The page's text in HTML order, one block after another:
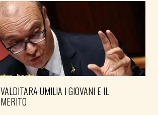
VALDITARA UMILIA I GIOVANI E IL
MERITO